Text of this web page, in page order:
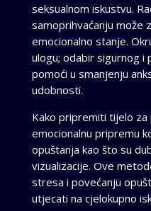
seksualnom iskustvu.
samoprihvaćanju može
emocionalno stanje.
ulogu; odabir sigurnog
pomoći u smanjenju
udobnosti.
Kako pripremiti tijelo za
emocionalnu pripremu
opuštanja kao što su
vizualizacije. Ove
stresa i povećanju
utjecati na cjelokupno